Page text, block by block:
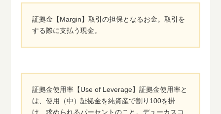
証拠金【Margin】取引の担保となるお金。取引を
する際に支払う現金。
証拠金使用率【Use of Leverage】証拠金使用率と
は、使用（中）証拠金を純資産で割り100を掛
け、求められるパーセントのこと。デューカスコ